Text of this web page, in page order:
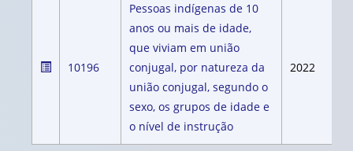
10196
Pessoas indígenas de 10
anos ou mais de idade,
que viviam em união
conjugal, por natureza da
união conjugal, segundo o
sexo, os grupos de idade e
o nível de instrução
2022